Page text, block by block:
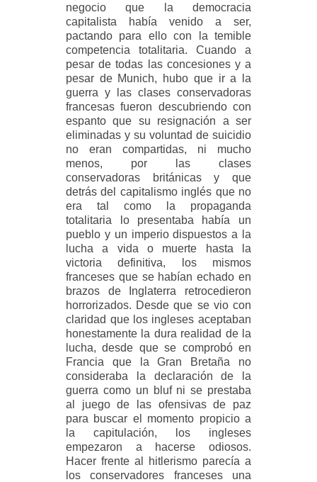
negocio que la democracia
capitalista había venido a ser,
pactando para ello con la temible
competencia totalitaria. Cuando a
pesar de todas las concesiones y a
pesar de Munich, hubo que ir a la
guerra y las clases conservadoras
francesas fueron descubriendo con
espanto que su resignación a ser
eliminadas y su voluntad de suicidio
no eran compartidas, ni mucho
menos, por las clases
conservadoras británicas y que
detrás del capitalismo inglés que no
era tal como la propaganda
totalitaria lo presentaba había un
pueblo y un imperio dispuestos a la
lucha a vida o muerte hasta la
victoria definitiva, los mismos
franceses que se habían echado en
brazos de Inglaterra retrocedieron
horrorizados. Desde que se vio con
claridad que los ingleses aceptaban
honestamente la dura realidad de la
lucha, desde que se comprobó en
Francia que la Gran Bretaña no
consideraba la declaración de la
guerra como un bluf ni se prestaba
al juego de las ofensivas de paz
para buscar el momento propicio a
la capitulación, los ingleses
empezaron a hacerse odiosos.
Hacer frente al hitlerismo parecía a
los conservadores franceses una